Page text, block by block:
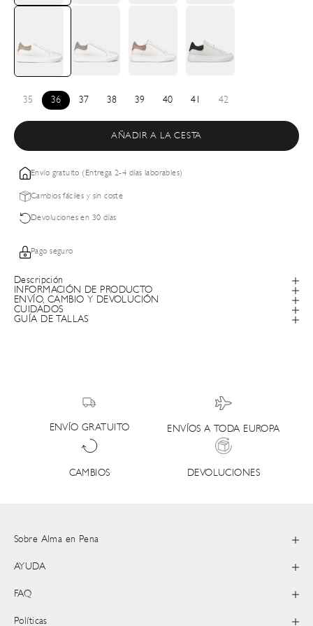
35 36 37 38 39 40 41 42
AÑADIR A LA CESTA
Envío gratuito (Entrega 2-4 días laborables)
Cambios fáciles y sin coste
Devoluciones en 30 días
Pago seguro
Descripción
INFORMACIÓN DE PRODUCTO
ENVÍO, CAMBIO Y DEVOLUCIÓN
CUIDADOS
GUÍA DE TALLAS
ENVÍO GRATUITO ENVÍOS A TODA EUROPA
CAMBIOS DEVOLUCIONES
Sobre Alma en Pena
AYUDA
FAQ
Políticas